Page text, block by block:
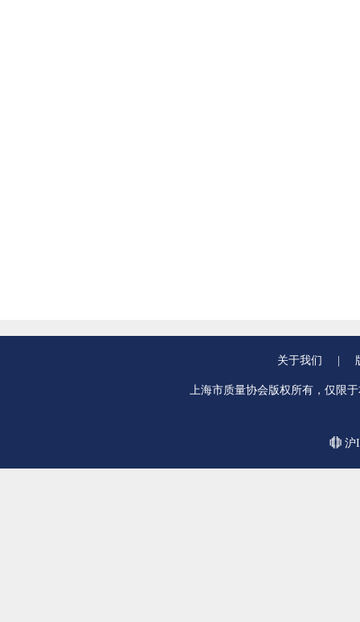
关于我们
上海市质量协会版权所有，仅限
沪